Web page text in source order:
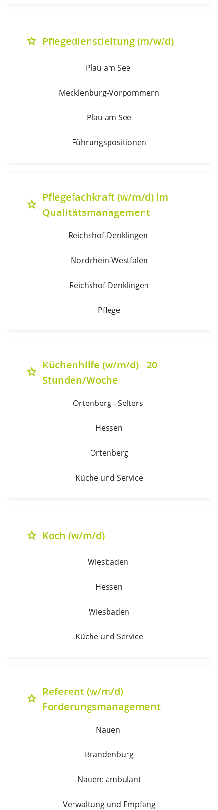
grade Pflegedienstleitung (m/w/d)
Plau am See
Mecklenburg-Vorpommern
Plau am See
Führungspositionen
grade
Pflegefachkraft (w/m/d) im
Qualitätsmanagement
Reichshof-Denklingen
Nordrhein-Westfalen
Reichshof-Denklingen
Pflege
grade
Küchenhilfe (w/m/d) - 20
Stunden/Woche
Ortenberg - Selters
Hessen
Ortenberg
Küche und Service
grade Koch (w/m/d)
Wiesbaden
Hessen
Wiesbaden
Küche und Service
grade
Referent (w/m/d)
Forderungsmanagement
Nauen
Brandenburg
Nauen: ambulant
Verwaltung und Empfang